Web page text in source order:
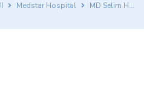
Medstar Hospital MD Selim HACISALİHOĞLU